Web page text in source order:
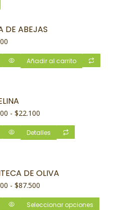
DE ABEJAS
Añadir al carrito
- $22.100
Detalles
DE OLIVA
- $87.500
Seleccionar opciones